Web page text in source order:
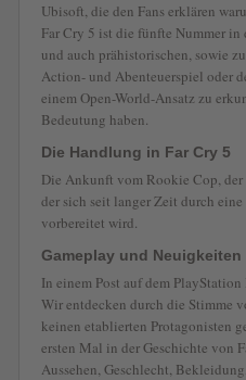
Ubisoft, die den Fans erklären
Far Cry 5 ist die fünfte Nummer
und auch prähistorischen, sowie
Action- und Abenteuerspiel oder
einem Open-World-Ansatz zu
Bedeutung haben.
Die Handlung in Far Cry 5
Die Ankunft vom Rookie Cop,
der sich seit langer Zeit durch
vorbereitet wird.
Gameplay und Neuigkeiten
In einem Post auf dem
Wir entdecken durch die Stimme
keinen etablierten Protagonisten
ersten Mal in der Geschichte von
Aussehen, Geschlecht,